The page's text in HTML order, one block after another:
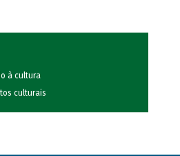
à cultura
culturais